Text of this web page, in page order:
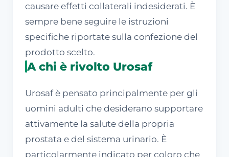
causare effetti collaterali indesiderati. È
sempre bene seguire le istruzioni
specifiche riportate sulla confezione del
prodotto scelto.
A chi è rivolto Urosaf
Urosaf è pensato principalmente per gli
uomini adulti che desiderano supportare
attivamente la salute della propria
prostata e del sistema urinario. È
particolarmente indicato per coloro che